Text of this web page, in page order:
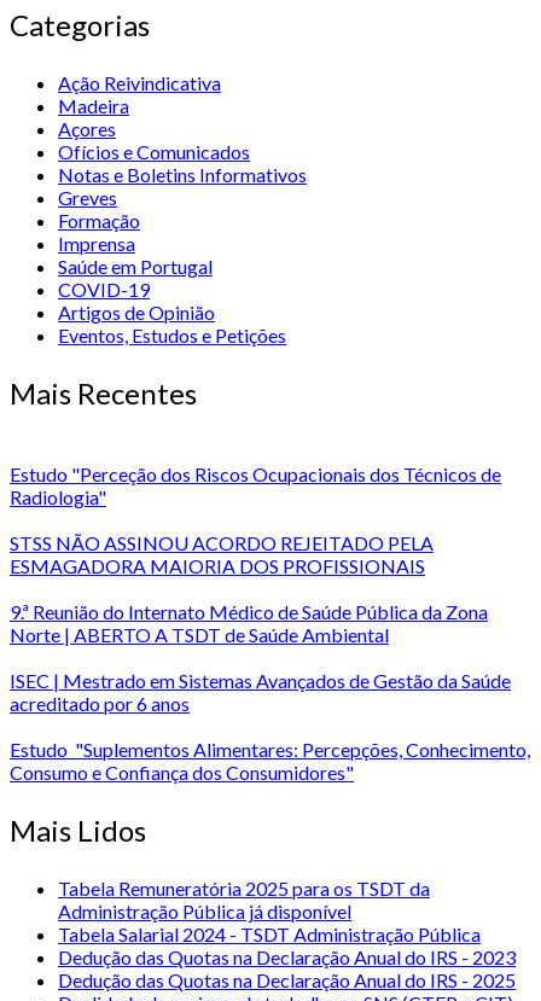
Categorias
Ação Reivindicativa
Madeira
Açores
Ofícios e Comunicados
Notas e Boletins Informativos
Greves
Formação
Imprensa
Saúde em Portugal
COVID-19
Artigos de Opinião
Eventos, Estudos e Petições
Mais Recentes
Estudo "Perceção dos Riscos Ocupacionais dos Técnicos de
Radiologia"
STSS NÃO ASSINOU ACORDO REJEITADO PELA
ESMAGADORA MAIORIA DOS PROFISSIONAIS
9.ª Reunião do Internato Médico de Saúde Pública da Zona
Norte | ABERTO A TSDT de Saúde Ambiental
ISEC | Mestrado em Sistemas Avançados de Gestão da Saúde
acreditado por 6 anos
Estudo "Suplementos Alimentares: Percepções, Conhecimento,
Consumo e Confiança dos Consumidores"
Mais Lidos
Tabela Remuneratória 2025 para os TSDT da
Administração Pública já disponível
Tabela Salarial 2024 - TSDT Administração Pública
Dedução das Quotas na Declaração Anual do IRS - 2023
Dedução das Quotas na Declaração Anual do IRS - 2025